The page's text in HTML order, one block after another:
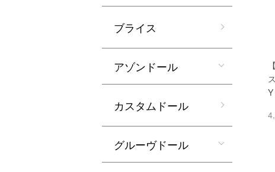
ブライス
アゾンドール
カスタムドール
グルーヴドール